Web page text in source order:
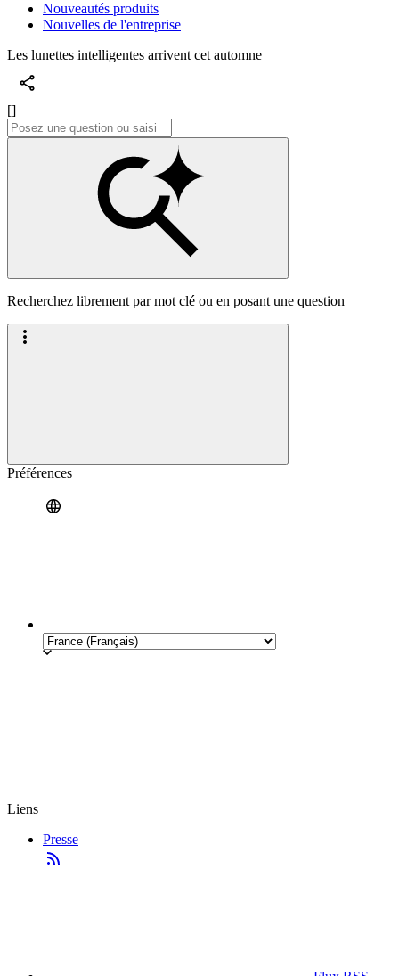
Nouveautés produits
Nouvelles de l'entreprise
Les lunettes intelligentes arrivent cet automne
[]
Recherchez librement par mot clé ou en posant une question
Préférences
Liens
Presse